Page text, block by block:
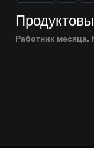
Работник месяца.